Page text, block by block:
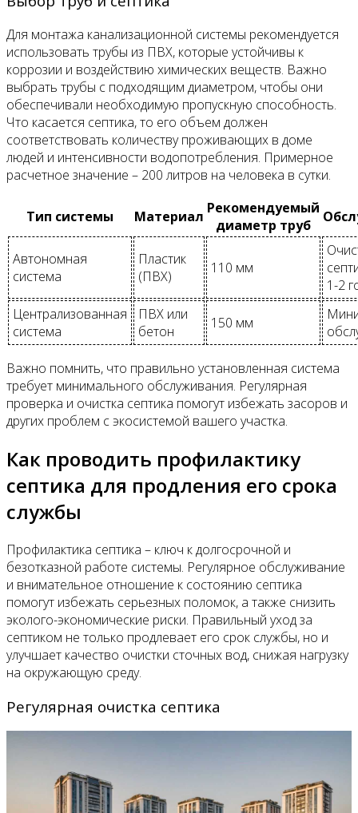
Для монтажа канализационной системы рекомендуется
использовать трубы из ПВХ, которые устойчивы к
коррозии и воздействию химических веществ. Важно
выбрать трубы с подходящим диаметром, чтобы они
обеспечивали необходимую пропускную способность.
Что касается септика, то его объем должен
соответствовать количеству проживающих в доме
людей и интенсивности водопотребления. Примерное
расчетное значение – 200 литров на человека в сутки.
Тип системы Материал Рекомендуемый
диаметр труб
Автономная
система
Пластик
(ПВХ)
110 мм
1-2
Централизованная
система
ПВХ или
бетон
150 мм
Важно помнить, что правильно установленная система
требует минимального обслуживания. Регулярная
проверка и очистка септика помогут избежать засоров и
других проблем с экосистемой вашего участка.
Как проводить профилактику
септика для продления его срока
службы
Профилактика септика – ключ к долгосрочной и
безотказной работе системы. Регулярное обслуживание
и внимательное отношение к состоянию септика
помогут избежать серьезных поломок, а также снизить
эколого-экономические риски. Правильный уход за
септиком не только продлевает его срок службы, но и
улучшает качество очистки сточных вод, снижая нагрузку
на окружающую среду.
Регулярная очистка септика